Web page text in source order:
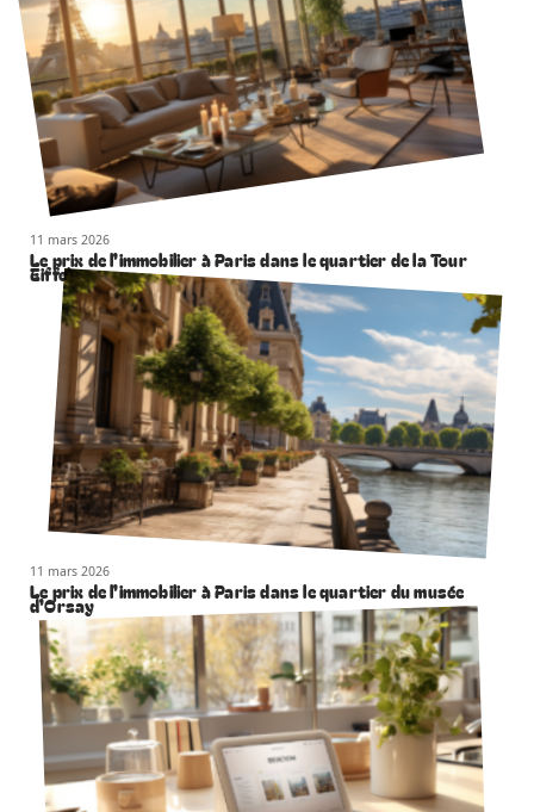
11 mars 2026
Le prix de l’immobilier à Paris dans le quartier de la Tour
Eiffel
11 mars 2026
Le prix de l’immobilier à Paris dans le quartier du musée
d’Orsay